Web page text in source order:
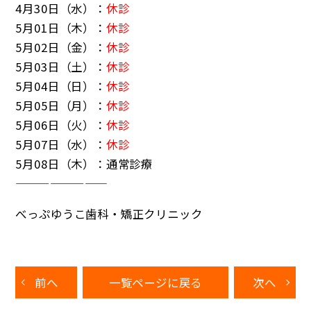
4月30日（水）： 休診
5月01日（木）： 休診
5月02日（金）： 休診
5月03日（土）： 休診
5月04日（日）： 休診
5月05日（月）： 休診
5月06日（火）： 休診
5月07日（水）： 休診
5月08日（木）：通常診療
————————
べっぷゆうこ歯科・矯正クリニック
前へ 一覧ページに戻る 次へ